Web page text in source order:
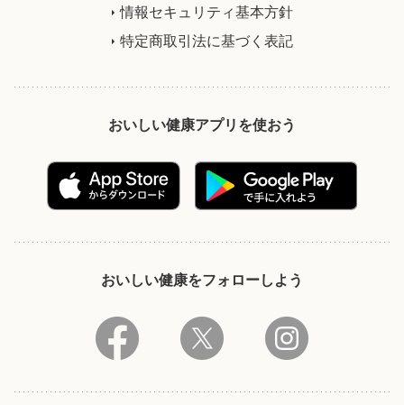
情報セキュリティ基本方針
特定商取引法に基づく表記
おいしい健康アプリを使おう
おいしい健康をフォローしよう